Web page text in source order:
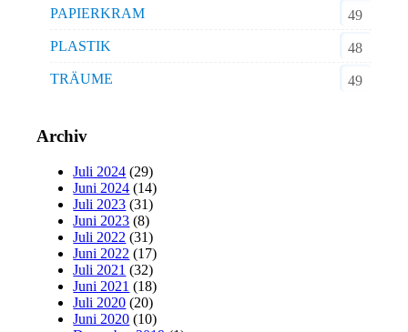
PAPIERKRAM
49
PLASTIK
48
TRÄUME
49
Archiv
Juli 2024 (29)
Juni 2024 (14)
Juli 2023 (31)
Juni 2023 (8)
Juli 2022 (31)
Juni 2022 (17)
Juli 2021 (32)
Juni 2021 (18)
Juli 2020 (20)
Juni 2020 (10)